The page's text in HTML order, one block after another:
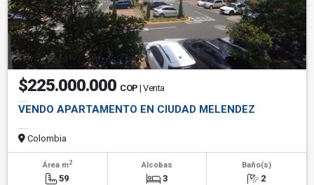
$225.000.000 COP | Venta
VENDO APARTAMENTO EN CIUDAD MELENDEZ
Colombia
Área m2
59
Alcobas
3
Baño(s)
2